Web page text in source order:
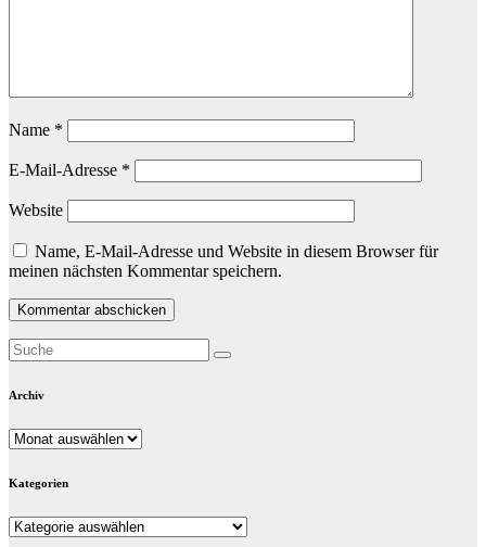
Name *
E-Mail-Adresse *
Website
Name, E-Mail-Adresse und Website in diesem Browser für
meinen nächsten Kommentar speichern.
Archiv
Archiv
Kategorien
Kategorien